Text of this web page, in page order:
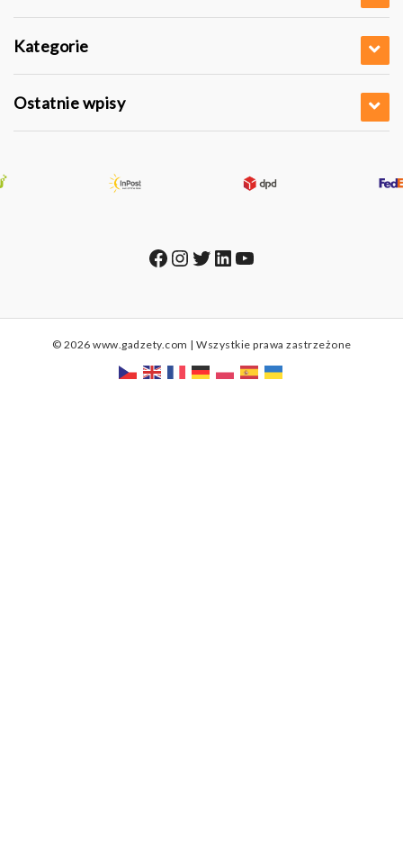
Kategorie
Ostatnie wpisy
Facebook
Instagram
Twitter
LinkedIn
YouTube
© 2026 www.gadzety.com | Wszystkie prawa zastrzeżone